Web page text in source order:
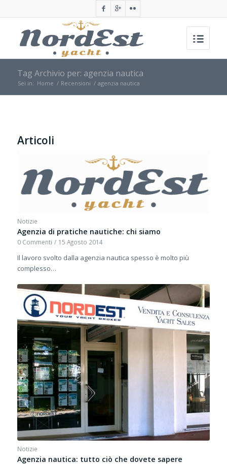
Tag Archivio per: agenzia nautica
Sei in: Home / Recensioni / agenzia nautica
Articoli
Notizie
Agenzia di pratiche nautiche: chi siamo
0 Commenti / 15 Agosto 2014
Il lavoro svolto dalla agenzia nautica spesso è molto più
complesso…
Notizie
Agenzia nautica: tutto ciò che dovete sapere